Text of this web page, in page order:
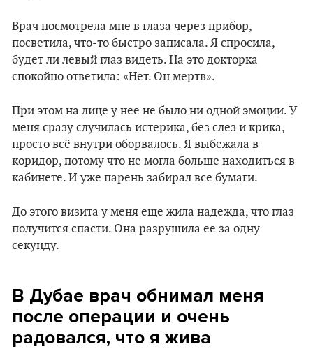
Врач посмотрела мне в глаза через прибор,
посветила, что-то быстро записала. Я спросила,
будет ли левый глаз видеть. На это докторка
спокойно ответила: «Нет. Он мертв».
При этом на лице у нее не было ни одной эмоции. У
меня сразу случилась истерика, без слез и крика,
просто всё внутри оборвалось. Я выбежала в
коридор, потому что не могла больше находиться в
кабинете. И уже парень забирал все бумаги.
До этого визита у меня еще жила надежда, что глаз
получится спасти. Она разрушила ее за одну
секунду.
В Дубае врач обнимал меня
после операции и очень
радовался, что я жива